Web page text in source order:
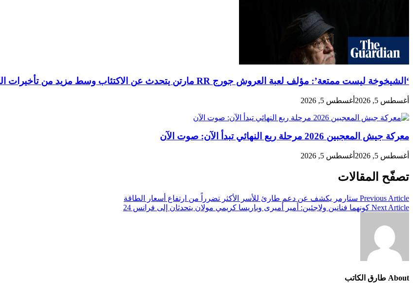
‘الشيخوخة ليست ممتعة’: مؤلف لعبة العروش جورج RR مارتن يتحدث عن الاكتئاب وسط مزيد من تأخيرات الكتاب
أغسطس 5, 2026 أغسطس 5, 2026
معركة جيش المعجبين 2026 مرحلة ربع النهائي تبدأ الآن: صوت الآن
أغسطس 5, 2026 أغسطس 5, 2026
تصفّح المقالات
Previous Article ستارمر يكشف عن دعم طارئ للأسر الأكثر تضرراً من ارتفاع أسعار الطاقة
Next Article كونهما فنانين ولاجئين: أمير أميرى وباريسا كريمي مولان يتحدثان إلى فرانس 24
About طارق الكاتب